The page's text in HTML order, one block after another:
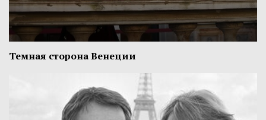
Темная сторона Венеции